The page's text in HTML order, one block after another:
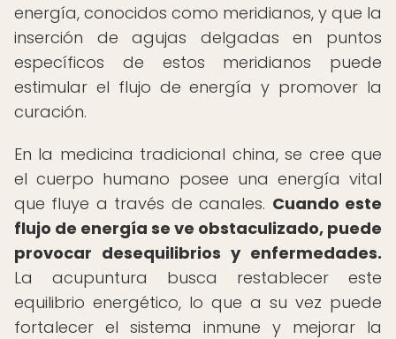
energía, conocidos como meridianos, y que la
inserción de agujas delgadas en puntos
específicos de estos meridianos puede
estimular el flujo de energía y promover la
curación.
En la medicina tradicional china, se cree que
el cuerpo humano posee una energía vital
que fluye a través de canales. Cuando este
flujo de energía se ve obstaculizado, puede
provocar desequilibrios y enfermedades.
La acupuntura busca restablecer este
equilibrio energético, lo que a su vez puede
fortalecer el sistema inmune y mejorar la